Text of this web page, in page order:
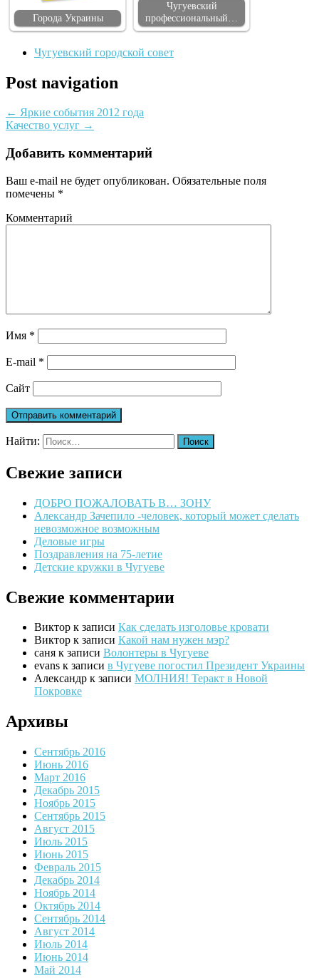
Города Украины
Чугуевский
профессиональный…
Чугуевский городской совет
Post navigation
← Яркие события 2012 года
Качество услуг →
Добавить комментарий
Ваш e-mail не будет опубликован. Обязательные поля
помечены *
Комментарий
Имя *
E-mail *
Сайт
Найти:
Свежие записи
ДОБРО ПОЖАЛОВАТЬ В… ЗОНУ
Александр Зачепило -человек, который может сделать
невозможное возможным
Деловые игры
Поздравления на 75-летие
Детские кружки в Чугуеве
Свежие комментарии
Виктор к записи Как сделать изголовье кровати
Виктор к записи Какой нам нужен мэр?
саня к записи Волонтеры в Чугуеве
evans к записи в Чугуеве погостил Президент Украины
Александр к записи МОЛНИЯ! Теракт в Новой
Покровке
Архивы
Сентябрь 2016
Июнь 2016
Март 2016
Декабрь 2015
Ноябрь 2015
Сентябрь 2015
Август 2015
Июль 2015
Июнь 2015
Февраль 2015
Декабрь 2014
Ноябрь 2014
Октябрь 2014
Сентябрь 2014
Август 2014
Июль 2014
Июнь 2014
Май 2014